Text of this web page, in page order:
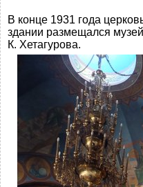
В конце 1931 года
здании размещался
К. Хетагурова.